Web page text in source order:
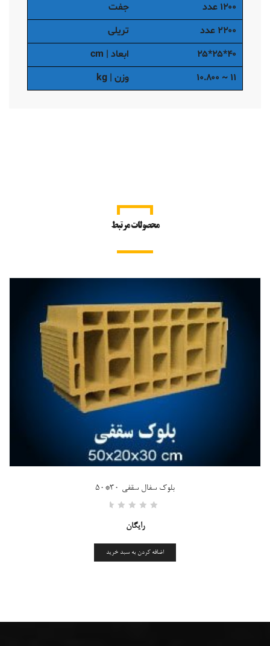
جفت
۱۲۰۰ عدد
تریلی
۲۲۰۰ عدد
ابعاد | cm
۴۰*۲۵*۲۵
وزن | kg
۱۱ ~ ۱۰.۸۰۰
محصولات مرتبط
بلوک سفال سقفی ۳۰*۵۰
out
5
رایگان
اضافه کردن به سبد خرید